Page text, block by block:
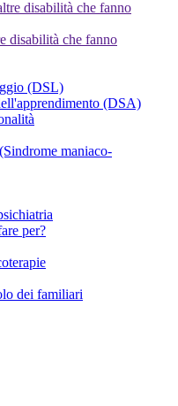
disabilità che fanno
(DSL)
(DSA)
maniaco-
per?
dei familiari